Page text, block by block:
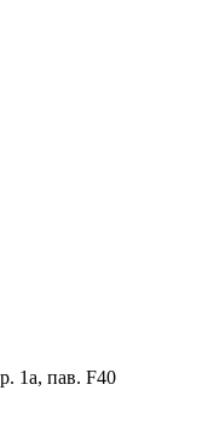
1а, пав. F40